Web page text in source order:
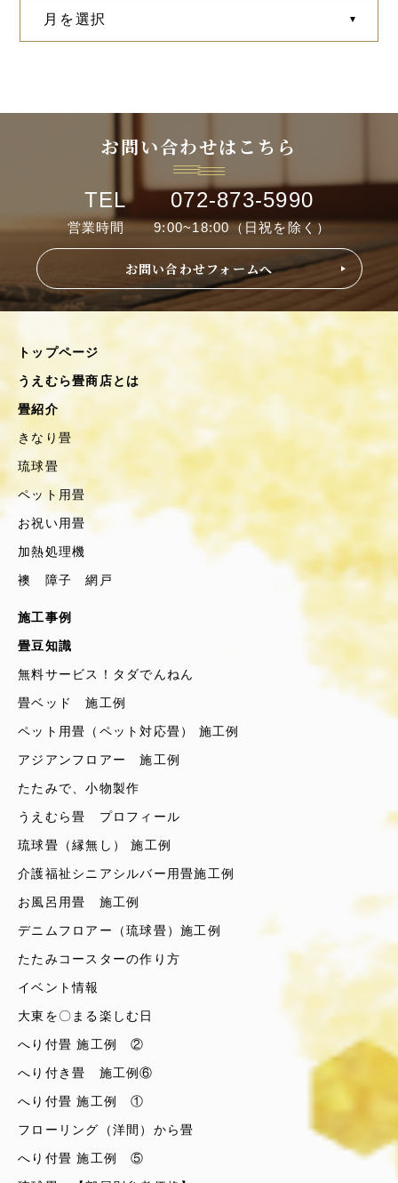
お問い合わせはこちら
TEL 072-873-5990
営業時間 9:00~18:00（日祝を除く）
お問い合わせフォームへ
トップページ
うえむら畳商店とは
畳紹介
きなり畳
琉球畳
ペット用畳
お祝い用畳
加熱処理機
襖 障子 網戸
施工事例
畳豆知識
無料サービス！タダでんねん
畳ベッド 施工例
ペット用畳（ペット対応畳） 施工例
アジアンフロアー 施工例
たたみで、小物製作
うえむら畳 プロフィール
琉球畳（縁無し） 施工例
介護福祉シニアシルバー用畳施工例
お風呂用畳 施工例
デニムフロアー（琉球畳）施工例
たたみコースターの作り方
イベント情報
大東を〇まる楽しむ日
へり付畳 施工例 ②
へり付き畳 施工例⑥
へり付畳 施工例 ①
フローリング（洋間）から畳
へり付畳 施工例 ⑤